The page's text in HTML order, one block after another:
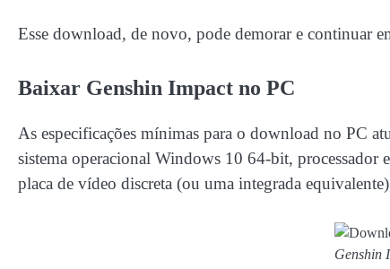
Esse download, de novo, pode demorar e continuar
Baixar Genshin Impact no PC
As especificações mínimas para o download no PC
sistema operacional Windows 10 64-bit,
placa de vídeo discreta (ou uma integrada
Genshin